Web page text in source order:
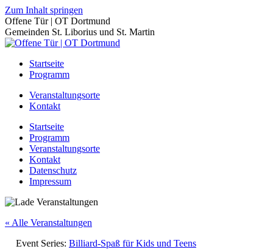
Zum Inhalt springen
Offene Tür | OT Dortmund
Gemeinden St. Liborius und St. Martin
Startseite
Programm
Veranstaltungsorte
Kontakt
Startseite
Programm
Veranstaltungsorte
Kontakt
Datenschutz
Impressum
« Alle Veranstaltungen
Event Series: Billiard-Spaß für Kids und Teens